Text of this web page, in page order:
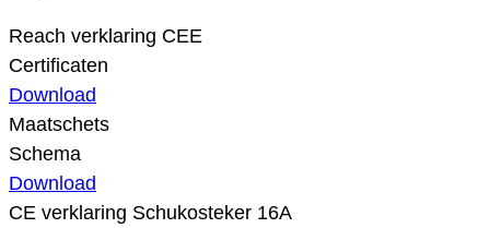
Reach verklaring CEE
Certificaten
Download
Maatschets
Schema
Download
CE verklaring Schukosteker 16A